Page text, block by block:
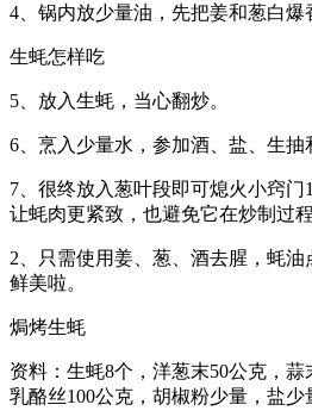
4、锅内放少量油，先把姜和葱白爆
生蚝怎样吃
5、放入生蚝，当心翻炒。
6、烹入少量水，参加酒、盐、生抽
7、很终放入葱叶段即可熄火小窍
让蚝肉更紧致，也避免它在炒制过程
2、只需使用姜、葱、酒去腥，蚝
鲜美啦。
焗烤生蚝
资料：生蚝8个，洋葱末50公克，蒜
乳酪丝100公克，胡椒粉少量，盐少